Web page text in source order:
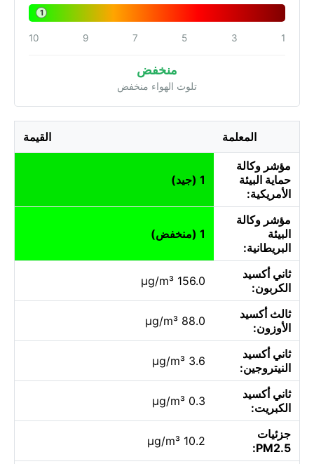
1
1
3
5
7
9
10
منخفض
تلوث الهواء منخفض
المعلمة القيمة
مؤشر وكالة
حماية البيئة
الأمريكية:
1 (جيد)
مؤشر وكالة
البيئة
البريطانية:
1 (منخفض)
ثاني أكسيد
الكربون:
156.0 µg/m³
ثالث أكسيد
الأوزون:
88.0 µg/m³
ثاني أكسيد
النيتروجين:
3.6 µg/m³
ثاني أكسيد
الكبريت:
0.3 µg/m³
جزئيات
PM2.5:
10.2 µg/m³